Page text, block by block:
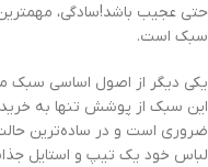
حتی عجیب باشد!سادگی،
سبک است.
یکی دیگر از اصول اساسی سبک
این سبک از پوشش تنها به
ضروری است و در ساده‌ترین
لباس خود یک تیپ و استایل